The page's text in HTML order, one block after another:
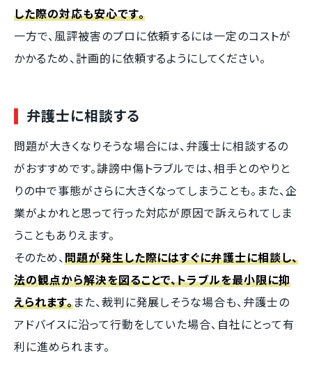
した際の対応も安心です。
一方で、風評被害のプロに依頼するには一定のコストが
かかるため、計画的に依頼するようにしてください。
弁護士に相談する
問題が大きくなりそうな場合には、弁護士に相談するの
がおすすめです。誹謗中傷トラブルでは、相手とのやりと
りの中で事態がさらに大きくなってしまうことも。また、企
業がよかれと思って行った対応が原因で訴えられてしま
うこともありえます。
そのため、問題が発生した際にはすぐに弁護士に相談し、
法の観点から解決を図ることで、トラブルを最小限に抑
えられます。また、裁判に発展しそうな場合も、弁護士の
アドバイスに沿って行動をしていた場合、自社にとって有
利に進められます。